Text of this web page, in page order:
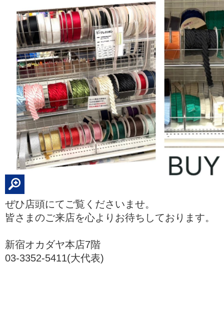
ぜひ店頭にてご覧くださいませ。
皆さまのご来店を心よりお待ちしております。
新宿オカダヤ本店7階
03-3352-5411(大代表)